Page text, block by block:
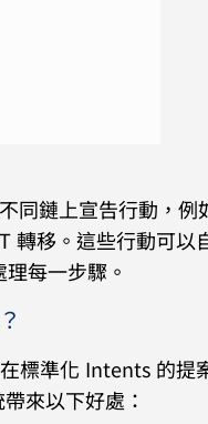
同鏈上宣告行動，例
轉移。這些行動可以
每一步驟。
標準化 Intents 的提
來以下好處：